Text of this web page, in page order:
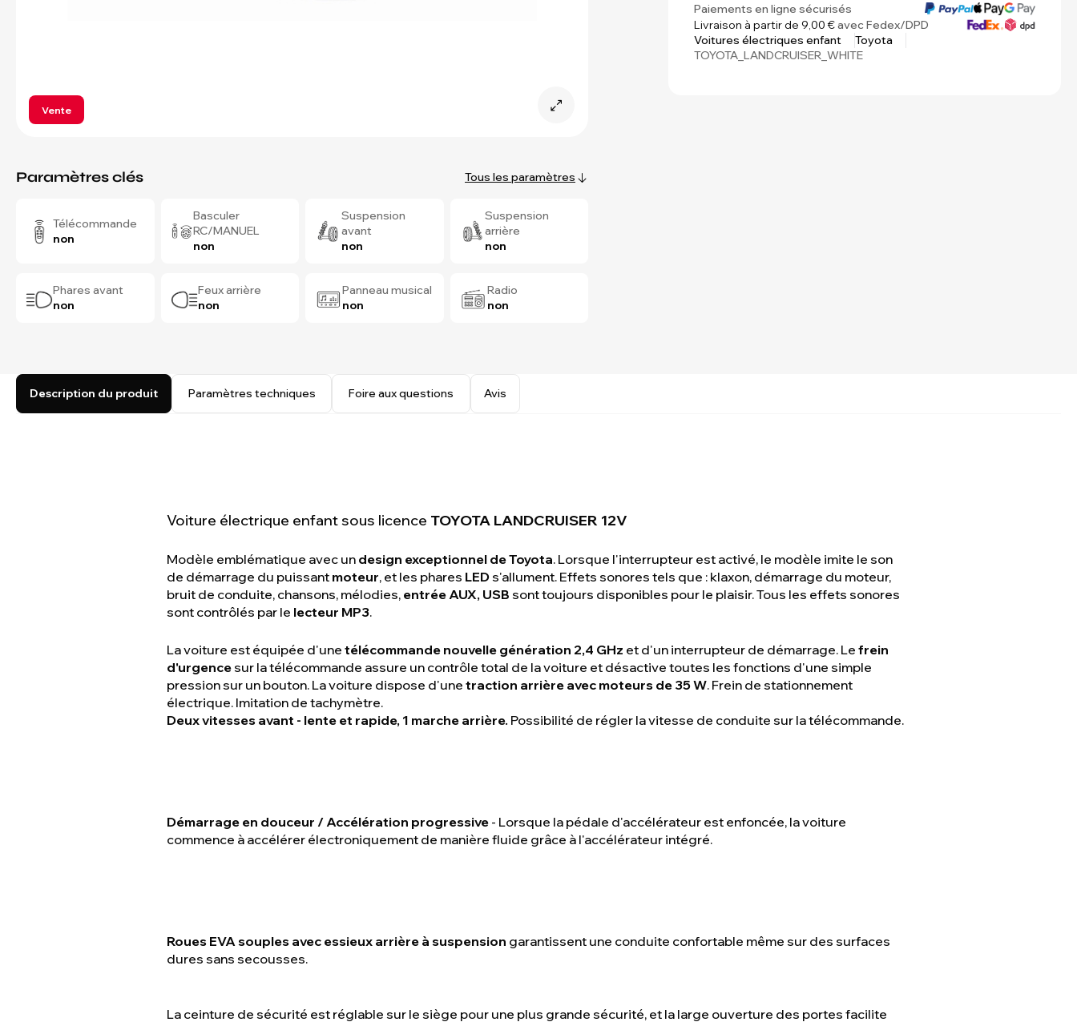
Vente
Paramètres clés Tous les paramètres
Télécommande
non
Basculer
RC/MANUEL
non
Suspension
avant
non
Suspension
arrière
non
Phares avant
non
Feux arrière
non
Panneau musical
non
Radio
non
Paiements en ligne sécurisés
Livraison à partir de 9,00 €avec Fedex/DPD
Voitures électriques enfant
Toyota
TOYOTA_LANDCRUISER_WHITE
Description du produit Paramètres techniques Foire aux questions Avis
Voiture électrique enfant sous licence TOYOTA LANDCRUISER 12V
Modèle emblématique avec un design exceptionnel de Toyota. Lorsque l'interrupteur est activé, le modèle imite le son
de démarrage du puissant moteur, et les phares LEDs'allument. Effets sonores tels que : klaxon, démarrage du moteur,
bruit de conduite, chansons, mélodies, entrée AUX, USB sont toujours disponibles pour le plaisir. Tous les effets sonores
sont contrôlés par le lecteur MP3.
La voiture est équipée d'une télécommande nouvelle génération 2,4 GHz et d'un interrupteur de démarrage. Le frein
d'urgencesur la télécommande assure un contrôle total de la voiture et désactive toutes les fonctions d'une simple
pression sur un bouton. La voiture dispose d'une traction arrière avec moteurs de 35 W. Frein de stationnement
électrique. Imitation de tachymètre.
Deux vitesses avant - lente et rapide, 1 marche arrière. Possibilité de régler la vitesse de conduite sur la télécommande.
Démarrage en douceur / Accélération progressive - Lorsque la pédale d'accélérateur est enfoncée, la voiture
commence à accélérer électroniquement de manière fluide grâce à l'accélérateur intégré.
Roues EVA souples avec essieux arrière à suspension garantissent une conduite confortable même sur des surfaces
dures sans secousses.
La ceinture de sécurité est réglable sur le siège pour une plus grande sécurité, et la large ouverture des portes facilite